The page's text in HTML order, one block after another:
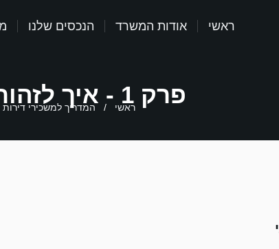
ראשי אודות המשרד הנכסים שלנו
פרק 1 - איך לזהות שוכר בעייתי מרחוק ראשי / המדריך למשכירי דירות